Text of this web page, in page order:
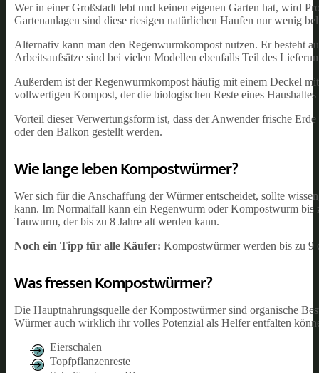
Wer in einer Großstadt lebt und keinen eigenen Garten hat, wird
Gartenanlagen sind diese riesigen natürlichen Haufen nur wenig
Alternativ kann man den Regenwurmkompost nutzen. Er besteht
Arbeitsaufsätze sind bei vielen Modellen ebenfalls Teil des
Außerdem ist der Regenwurmkompost häufig mit einem Deckel
vollwertigen Kompost, der die biologischen Reste eines
Vorteil dieser Verwertungsform ist, dass der Anwender frische
oder den Balkon gestellt werden.
Wie lange leben Kompostwürmer?
Wer sich für die Anschaffung der Würmer entscheidet, sollte
kann. Im Normalfall kann ein Regenwurm oder Kompostwurm bis
Tauwurm, der bis zu 8 Jahre alt werden kann.
Noch ein Tipp für alle Käufer: Kompostwürmer werden bis zu 9
Was fressen Kompostwürmer?
Die Hauptnahrungsquelle der Kompostwürmer sind organische
Würmer auch wirklich ihr volles Potenzial als Helfer entfalten
Eierschalen
Topfpflanzenreste